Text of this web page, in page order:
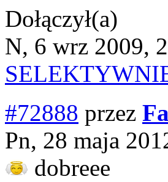
Dołączył(a)
N, 6 wrz 2009,
#72888 przez
Pn, 28 maja
dobreee